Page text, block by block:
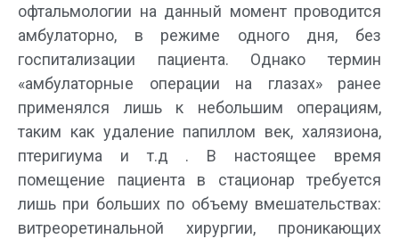
офтальмологии на данный момент проводится
амбулаторно, в режиме одного дня, без
госпитализации пациента. Однако термин
«амбулаторные операции на глазах» ранее
применялся лишь к небольшим операциям,
таким как удаление папиллом век, халязиона,
птеригиума и т.д . В настоящее время
помещение пациента в стационар требуется
лишь при больших по объему вмешательствах:
витреоретинальной хирургии, проникающих